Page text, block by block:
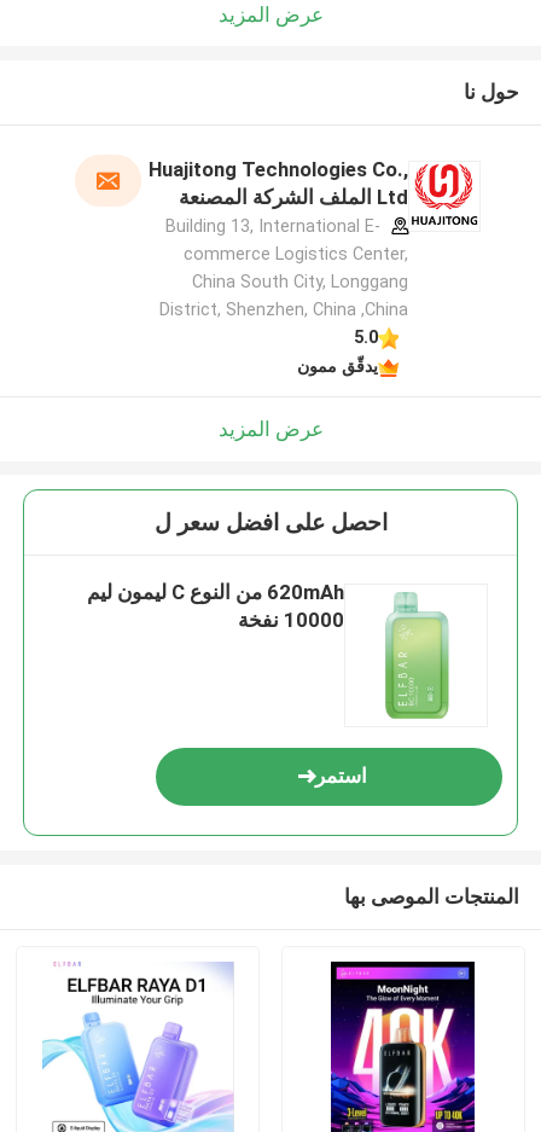
عرض المزيد
حول نا
Huajitong Technologies Co.,
Ltd الملف الشركة المصنعة
Building 13, International E-
commerce Logistics Center,
China South City, Longgang
District, Shenzhen, China ,China
5.0
يدقّق ممون
عرض المزيد
احصل على افضل سعر ل
620mAh من النوع C ليمون ليم
10000 نفخة
استمر
المنتجات الموصى بها